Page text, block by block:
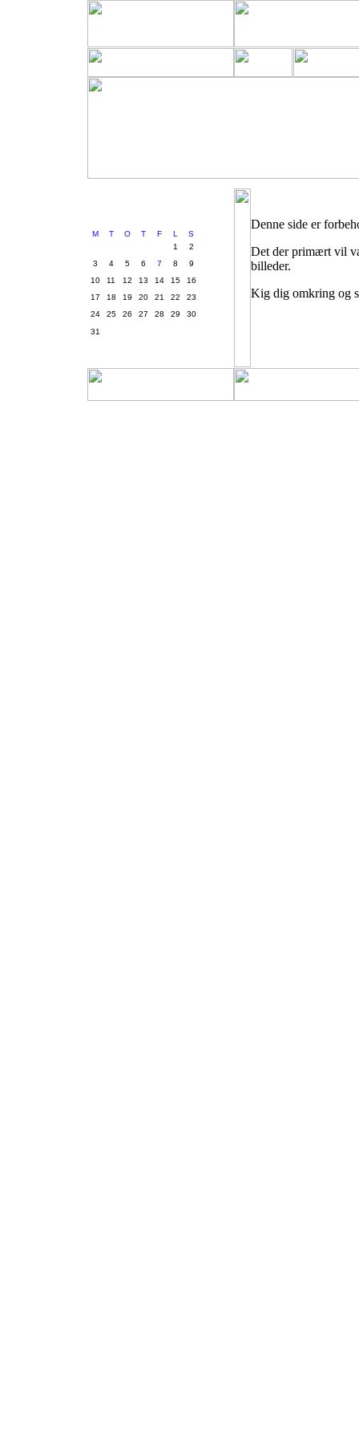
M T O T F L
S
1
2
3
4 5 6 7 8
9
10
11 12 13 14 15
16
17
18 19 20 21 22
23
24
25 26 27 28 29
30
31
Denne side er
Det der primært vil
billeder.
Kig dig omkring og